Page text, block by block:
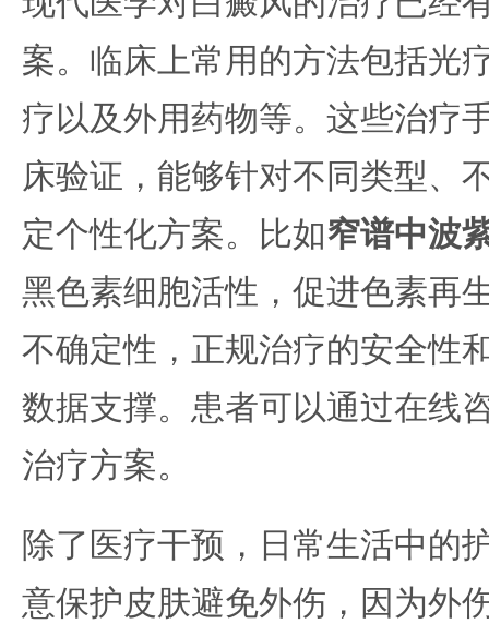
案。临床上常用的方法包括光
疗以及外用药物等。这些治疗
床验证，能够针对不同类型、
定个性化方案。比如窄谱中波
黑色素细胞活性，促进色素再
不确定性，正规治疗的安全性
数据支撑。患者可以通过在线
治疗方案。
除了医疗干预，日常生活中的
意保护皮肤避免外伤，因为外